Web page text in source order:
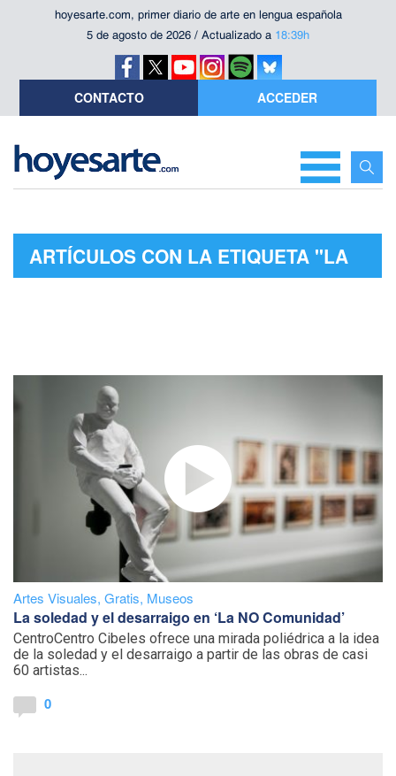
hoyesarte.com, primer diario de arte en lengua española
5 de agosto de 2026 / Actualizado a 18:39h
CONTACTO ACCEDER
ARTÍCULOS CON LA ETIQUETA "LA
Artes Visuales, Gratis, Museos
La soledad y el desarraigo en ‘La NO Comunidad’
CentroCentro Cibeles ofrece una mirada poliédrica a la idea
de la soledad y el desarraigo a partir de las obras de casi
60 artistas...
0